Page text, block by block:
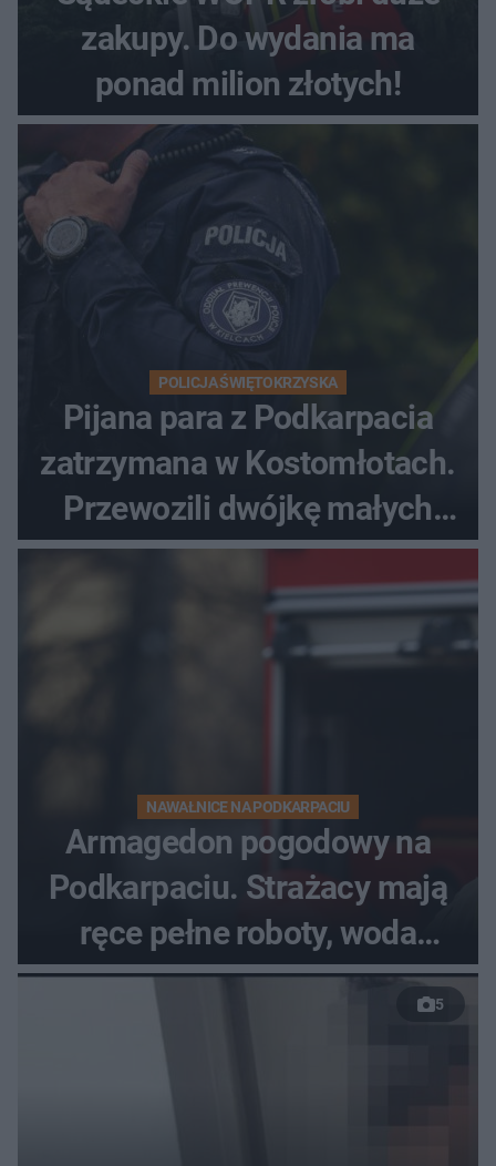
zakupy. Do wydania ma
ponad milion złotych!
POLICJA ŚWIĘTOKRZYSKA
Pijana para z Podkarpacia
zatrzymana w Kostomłotach.
Przewozili dwójkę małych
dzieci
NAWAŁNICE NA PODKARPACIU
Armagedon pogodowy na
Podkarpaciu. Strażacy mają
ręce pełne roboty, woda
zalewa posesje i budynki
5